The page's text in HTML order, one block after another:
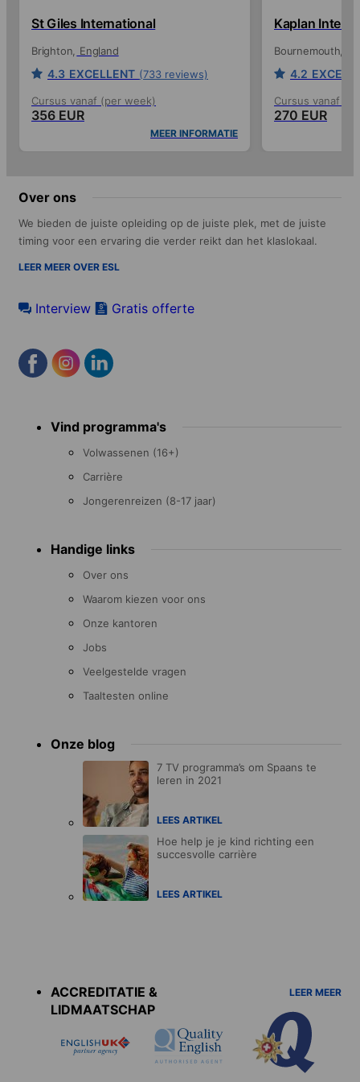
St Giles International
Brighton England
4.3 EXCELLENT (733 reviews)
Cursus vanaf (per week)
356 EUR
MEER INFORMATIE
Kaplan
Bournemouth
4.2
Cursus vanaf
270 EUR
Over ons
We bieden de juiste opleiding op de juiste plek, met de juiste
timing voor een ervaring die verder reikt dan het klaslokaal.
LEER MEER OVER ESL
Interview Gratis offerte
menuVind programma's
Volwassenen (16+)
Carrière
Jongerenreizen (8-17 jaar)
Handige links
Over ons
Waarom kiezen voor ons
Onze kantoren
Jobs
Veelgestelde vragen
Taaltesten online
Onze blog
7 TV programma’s om Spaans te
leren in 2021
LEES ARTIKEL
Hoe help je je kind richting een
succesvolle carrière
LEES ARTIKEL
ACCREDITATIE &
LIDMAATSCHAP
LEER MEER